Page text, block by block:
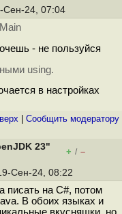
Сен-24, 07:04
- не пользуйся
using.
в настройках
Cообщить модератору
23" + / –
Сен-24, 08:22
писать на C#, потом
В обоих языках и